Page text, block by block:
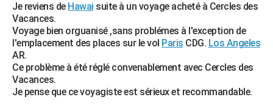
Mobiles
Meilleur smartphone
Internet
Ordinateurs
Jeux vidéo
Guide high-tech
+BRICOLAGE
Forum
Aménagement intérieur
Extérieur
Cuisine
Salle de bains
Jardinage
Rangement
WEEK-END
Guides de France
Escapades
Patrimoine
Expositions
Musées
Week-end nature
+LIFESTYLE
Art de vivre
Bien-être
Loisirs
Mode
Modes de vie
SANTE
Je reviens de Hawai suite à un voyage acheté à Cercles des
Vacances.
Voyage bien orguanisé ,sans problémes à l'exception de
l'emplacement des places sur le vol Paris CDG. Los Angeles
AR.
Ce problème à été réglé convenablement avec Cercles des
Vacances.
Je pense que ce voyagiste est sérieux et recommandable.